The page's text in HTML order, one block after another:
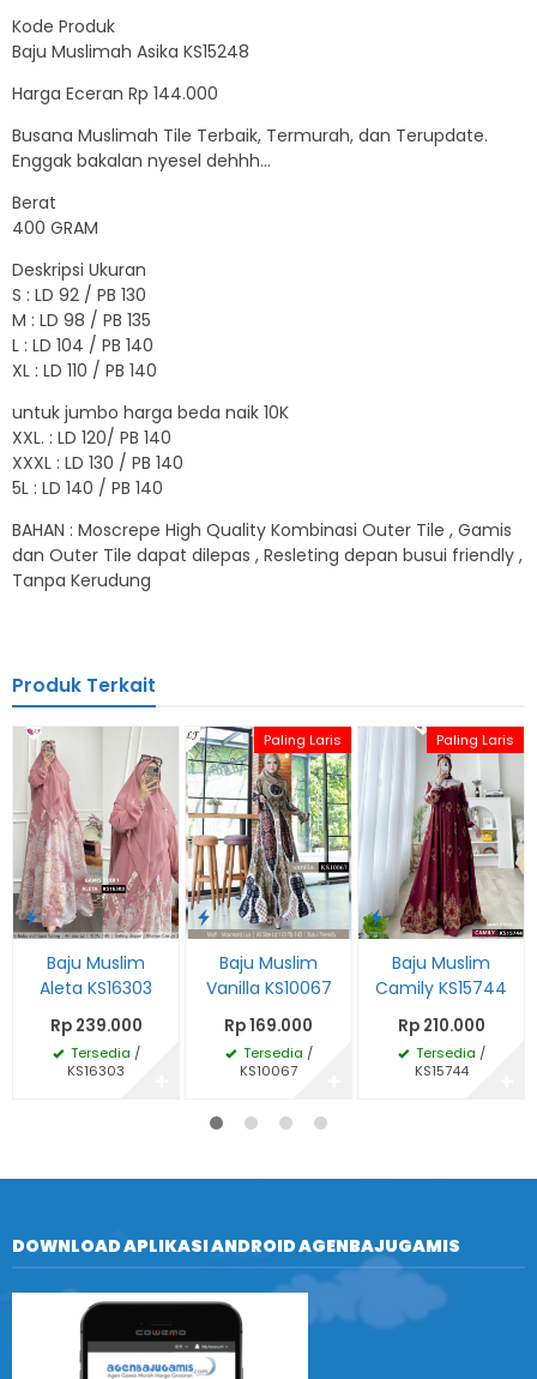
Kode Produk
Baju Muslimah Asika KS15248
Harga Eceran Rp 144.000
Busana Muslimah Tile Terbaik, Termurah, dan Terupdate.
Enggak bakalan nyesel dehhh…
Berat
400 GRAM
Deskripsi Ukuran
S : LD 92 / PB 130
M : LD 98 / PB 135
L : LD 104 / PB 140
XL : LD 110 / PB 140
untuk jumbo harga beda naik 10K
XXL. : LD 120/ PB 140
XXXL : LD 130 / PB 140
5L : LD 140 / PB 140
BAHAN : Moscrepe High Quality Kombinasi Outer Tile , Gamis
dan Outer Tile dapat dilepas , Resleting depan busui friendly ,
Tanpa Kerudung
Produk Terkait
Baju Muslim
Aleta KS16303
Rp 239.000
Tersedia /
KS16303
Paling Laris
Baju Muslim
Vanilla KS10067
Rp 169.000
Tersedia /
KS10067
Paling Laris
Baju Muslim
Camily KS15744
Rp 210.000
Tersedia /
KS15744
DOWNLOAD APLIKASI ANDROID AGENBAJUGAMIS